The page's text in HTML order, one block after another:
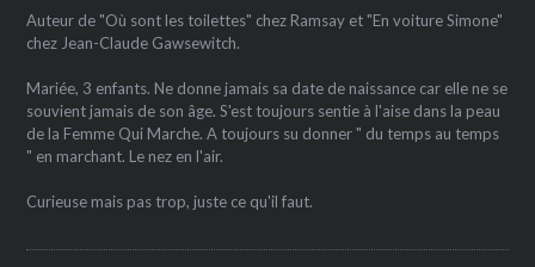
Auteur de "Où sont les toilettes" chez Ramsay et "En voiture Simone"
chez Jean-Claude Gawsewitch.
Mariée, 3 enfants. Ne donne jamais sa date de naissance car elle ne se
souvient jamais de son âge. S'est toujours sentie à l'aise dans la peau
de la Femme Qui Marche. A toujours su donner " du temps au temps
" en marchant. Le nez en l'air.
Curieuse mais pas trop, juste ce qu'il faut.